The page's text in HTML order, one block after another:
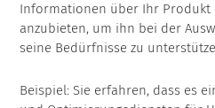
Informationen über Ihr Produkt
anzubieten, um ihn bei der
seine Bedürfnisse zu
Beispiel: Sie erfahren, dass es